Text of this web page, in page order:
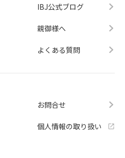
IBJ公式ブログ
親御様へ
よくある質問
お問合せ
個人情報の取り扱い